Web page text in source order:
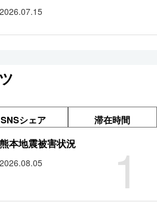
2026.07.15
SNSシェア 滞在時間
1
熊本地震被害状況
2026.08.05